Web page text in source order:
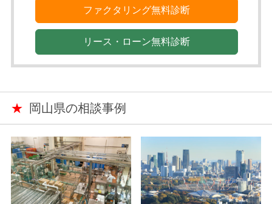
ファクタリング無料診断
リース・ローン無料診断
★ 岡山県の相談事例